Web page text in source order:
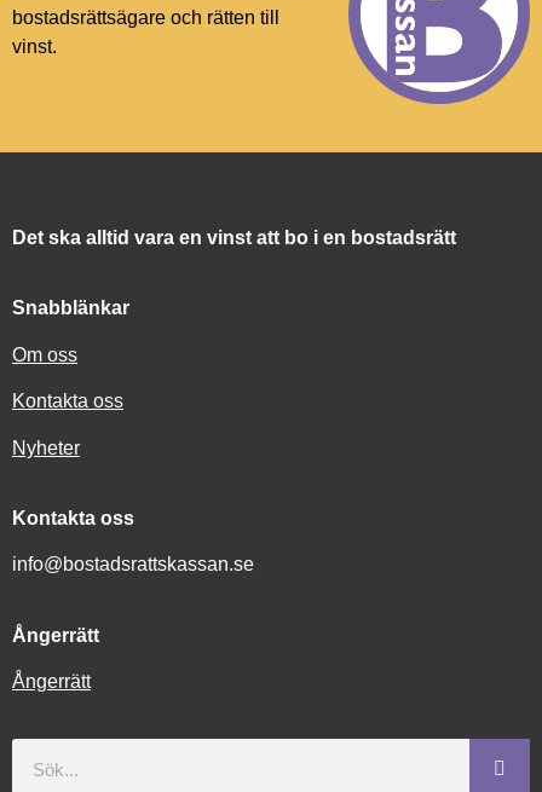
bostadsrättsägare och rätten till
vinst.
Det ska alltid vara en vinst att bo i en bostadsrätt
Snabblänkar
Om oss
Kontakta oss
Nyheter
Kontakta oss
info@bostadsrattskassan.se
Ångerrätt
Ångerrätt